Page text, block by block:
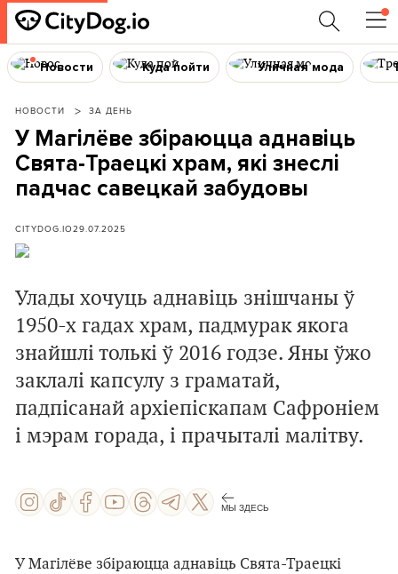
Новости Куда пойти Уличная мода
НОВОСТИ ЗА ДЕНЬ
У Магілёве збіраюцца аднавіць
Свята-Траецкі храм, які знеслі
падчас савецкай забудовы
CITYDOG.IO29.07.2025
Улады хочуць аднавіць знішчаны ў
1950-х гадах храм, падмурак якога
знайшлі толькі ў 2016 годзе. Яны ўжо
заклалі капсулу з граматай,
падпісанай архіепіскапам Сафроніем
і мэрам горада, і прачыталі малітву.
МЫ ЗДЕСЬ
У Магілёве збіраюцца аднавіць Свята-Траецкі